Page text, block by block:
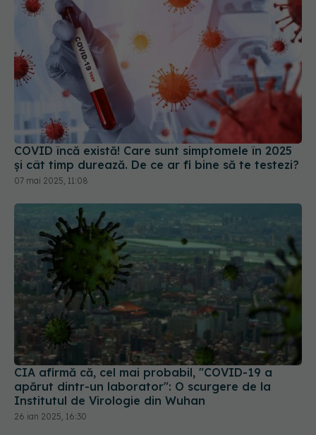
COVID încă există! Care sunt simptomele în 2025
și cât timp durează. De ce ar fi bine să te testezi?
07 mai 2025, 11:08
CIA afirmă că, cel mai probabil, "COVID-19 a
apărut dintr-un laborator": O scurgere de la
Institutul de Virologie din Wuhan
26 ian 2025, 16:30